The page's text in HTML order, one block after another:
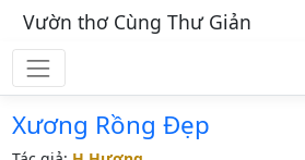
Vườn thơ Cùng Thư Giản
Xương Rồng Đẹp